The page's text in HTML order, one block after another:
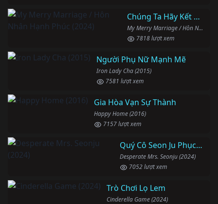
Chúng Ta Hãy Kết Hôn Nhé
My Merry Marriage / Hôn Nhân Hạnh Phúc (2024)
7818 lượt xem
Người Phụ Nữ Mạnh Mẽ
Iron Lady Cha (2015)
7581 lượt xem
Gia Hòa Vạn Sự Thành
Happy Home (2016)
7157 lượt xem
Quý Cô Seon Ju Phục Thù
Desperate Mrs. Seonju (2024)
7052 lượt xem
Trò Chơi Lọ Lem
Cinderella Game (2024)